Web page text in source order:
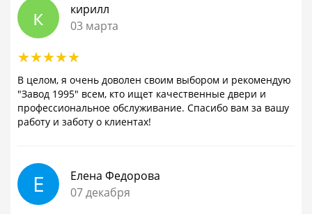
к
кирилл
03 марта
В целом, я очень доволен своим выбором и рекомендую
"Завод 1995" всем, кто ищет качественные двери и
профессиональное обслуживание. Спасибо вам за вашу
работу и заботу о клиентах!
Е
Елена Федорова
07 декабря